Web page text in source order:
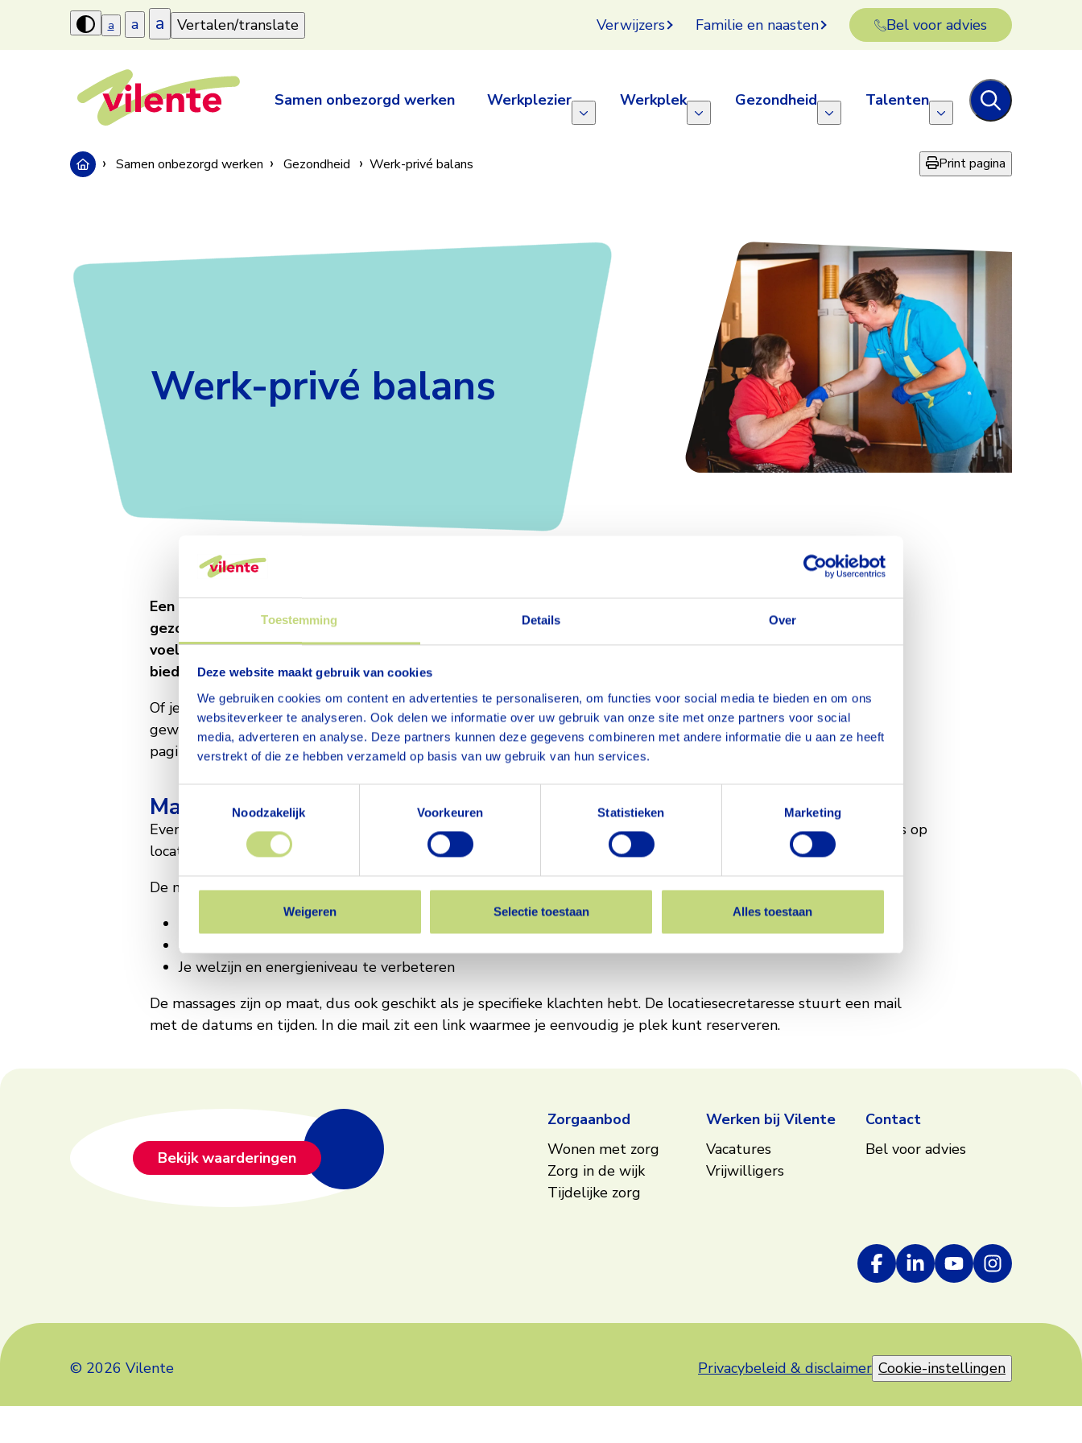
Toestemming Details Over
Deze website maakt gebruik van cookies
We gebruiken cookies om content en advertenties te personaliseren, om functies voor social media te bieden en om ons
websiteverkeer te analyseren. Ook delen we informatie over uw gebruik van onze site met onze partners voor social
media, adverteren en analyse. Deze partners kunnen deze gegevens combineren met andere informatie die u aan ze heeft
verstrekt of die ze hebben verzameld op basis van uw gebruik van hun services.
Noodzakelijk
Voorkeuren Statistieken Marketing
Weigeren Selectie toestaan Alles toestaan
Hoog
contrast
aanzetten
a a a Vertalen/translate Verwijzers Familie en naasten Bel voor advies
Samen onbezorgd werken Werkplezier Werkplek Gezondheid Talenten
Samen onbezorgd werken Gezondheid Werk-privé balans Print pagina
Werk-privé balans
Werk-
privé
balans
Een goede balans tussen werk en privé is geen luxe, maar een basisvoorwaarde om
gezond, gemotiveerd en met plezier te blijven werken. Het is belangrijk dat jij ruimte
voelt om goed voor anderen te zorgen en voor jezelf. Daarom denken we met je mee en
bieden we verschillende mogelijkheden om jouw werk- en privéleven in balans te houden.
Of je nu jonge kinderen hebt, mantelzorger bent, herstellende bent van een drukke periode of
gewoon behoefte hebt aan meer rust en regelmaat: we staan voor je klaar. Lees op deze
pagina wat Vilente biedt om jouw werk en privé in balans te houden.
Massages op locatie
Even een moment voor jezelf tijdens je werkdag? Praktijk The Feelingverzorgt regelmatig ontspanningsmassages op
locatie.
De massages zijn bedoeld om:
Stress te verminderen
Spanning in je lijf te verlichten
Je welzijn en energieniveau te verbeteren
De massages zijn op maat, dus ook geschikt als je specifieke klachten hebt. De locatiesecretaresse stuurt een mail
met de datums en tijden. In die mail zit een link waarmee je eenvoudig je plek kunt reserveren.
Footer
Bekijk waarderingen
Zorgaanbod
Wonen met zorg
Zorg in de wijk
Tijdelijke zorg
Werken bij Vilente
Vacatures
Vrijwilligers
Contact
Bel voor advies
© 2026 Vilente Privacybeleid & disclaimer Cookie-instellingen